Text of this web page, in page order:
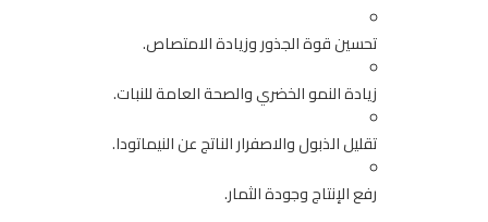
تحسين قوة الجذور وزيادة الامتصاص.
زيادة النمو الخضري والصحة العامة للنبات.
تقليل الذبول والاصفرار الناتج عن النيماتودا.
رفع الإنتاج وجودة الثمار.